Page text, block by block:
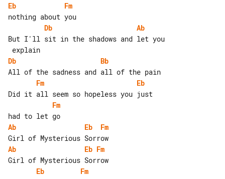
Eb
Fm
Db
Ab
But I'll sit in the shadows and let you
Db
Bb
Fm
Eb
Fm
Ab
Eb
Fm
Ab
Eb Fm
Eb
Fm